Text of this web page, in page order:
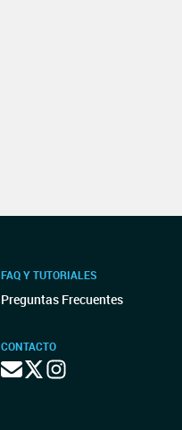
FAQ Y TUTORIALES
Preguntas Frecuentes
CONTACTO